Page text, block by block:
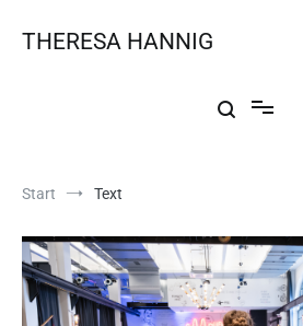
THERESA HANNIG
Start Text